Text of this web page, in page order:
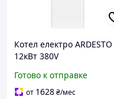
Котел електро ARDESTO
12кВт 380V
Готово к отправке
от 1628₴/мес